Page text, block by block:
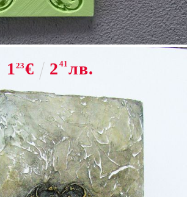
молд - флорален
мотив
123€ 2 41 лв.
НАЛИЧЕН